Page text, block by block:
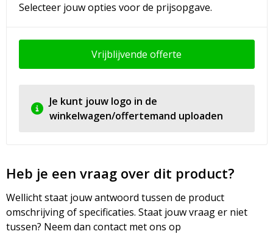
Selecteer jouw opties voor de prijsopgave.
Vrijblijvende offerte
Je kunt jouw logo in de
winkelwagen/offertemand uploaden
Heb je een vraag over dit product?
Wellicht staat jouw antwoord tussen de product
omschrijving of specificaties. Staat jouw vraag er niet
tussen? Neem dan contact met ons op